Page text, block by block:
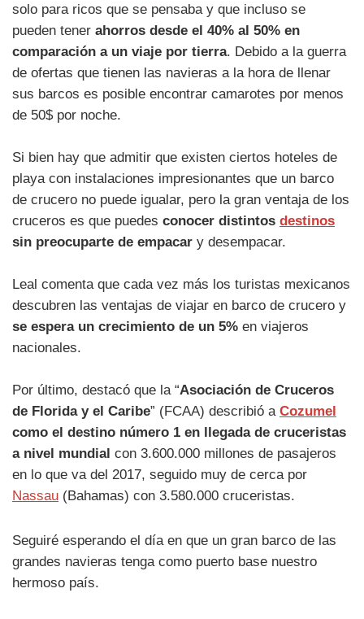
solo para ricos que se pensaba y que incluso se
pueden tener ahorros desde el 40% al 50% en
comparación a un viaje por tierra. Debido a la guerra
de ofertas que tienen las navieras a la hora de llenar
sus barcos es posible encontrar camarotes por menos
de 50$ por noche.
Si bien hay que admitir que existen ciertos hoteles de
playa con instalaciones impresionantes que un barco
de crucero no puede igualar, pero la gran ventaja de los
cruceros es que puedes conocer distintos destinos
sin preocuparte de empacar y desempacar.
Leal comenta que cada vez más los turistas mexicanos
descubren las ventajas de viajar en barco de crucero y
se espera un crecimiento de un 5% en viajeros
nacionales.
Por último, destacó que la “Asociación de Cruceros
de Florida y el Caribe” (FCAA) describió a Cozumel
como el destino número 1 en llegada de cruceristas
a nivel mundial con 3.600.000 millones de pasajeros
en lo que va del 2017, seguido muy de cerca por
Nassau (Bahamas) con 3.580.000 cruceristas.
Seguiré esperando el día en que un gran barco de las
grandes navieras tenga como puerto base nuestro
hermoso país.